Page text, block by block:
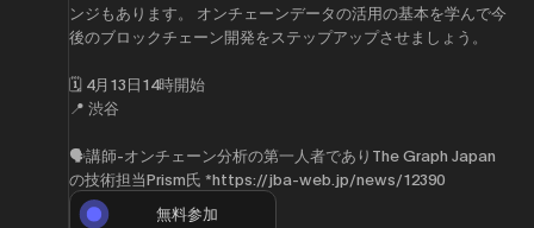
ンジもあります。 オンチェーンデータの活用の基本を学んで今
後のブロックチェーン開発をステップアップさせましょう。
​🗓️ 4月13日14時開始
📍 渋谷
🗣️講師-オンチェーン分析の第一人者でありThe Graph Japan
の技術担当Prism氏 *https://jba-web.jp/news/12390
無料参加